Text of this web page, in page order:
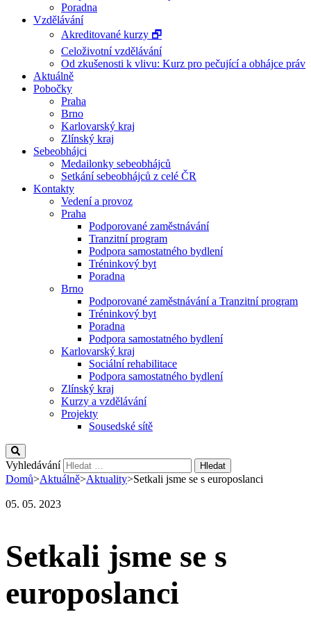
Poradna
Vzdělávání
Akreditované kurzy 🗗
Celoživotní vzdělávání
Od zkušenosti k vlivu: Kurz pro pečující a obhájce práv
Aktuálně
Pobočky
Praha
Brno
Karlovarský kraj
Zlínský kraj
Sebeobhájci
Medailonky sebeobhájců
Setkání sebeobhájců z celé ČR
Kontakty
Vedení a provoz
Praha
Podporované zaměstnávání
Tranzitní program
Podpora samostatného bydlení
Tréninkový byt
Poradna
Brno
Podporované zaměstnávání a Tranzitní program
Tréninkový byt
Poradna
Podpora samostatného bydlení
Karlovarský kraj
Sociální rehabilitace
Podpora samostatného bydlení
Zlínský kraj
Kurzy a vzdělávání
Projekty
Sousedské sítě
Vyhledávání
Domů>Aktuálně>Aktuality>Setkali jsme se s europoslanci
05. 05. 2023
Setkali jsme se s
europoslanci